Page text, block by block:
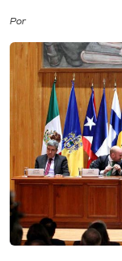
Biblioteca
Editora
Rádio
Museu
Por